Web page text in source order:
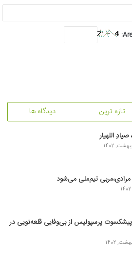
تازه ترین دیدگاه ها
اللهیار
تیم‌ملی می‌شود
پرسپولیس از بی‌وفایی قلعه‌نویی در